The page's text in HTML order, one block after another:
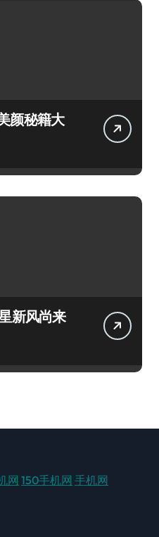
颜秘籍大
新风尚来
网 150手机网 手机网